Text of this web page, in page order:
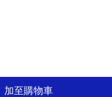
加至購物車